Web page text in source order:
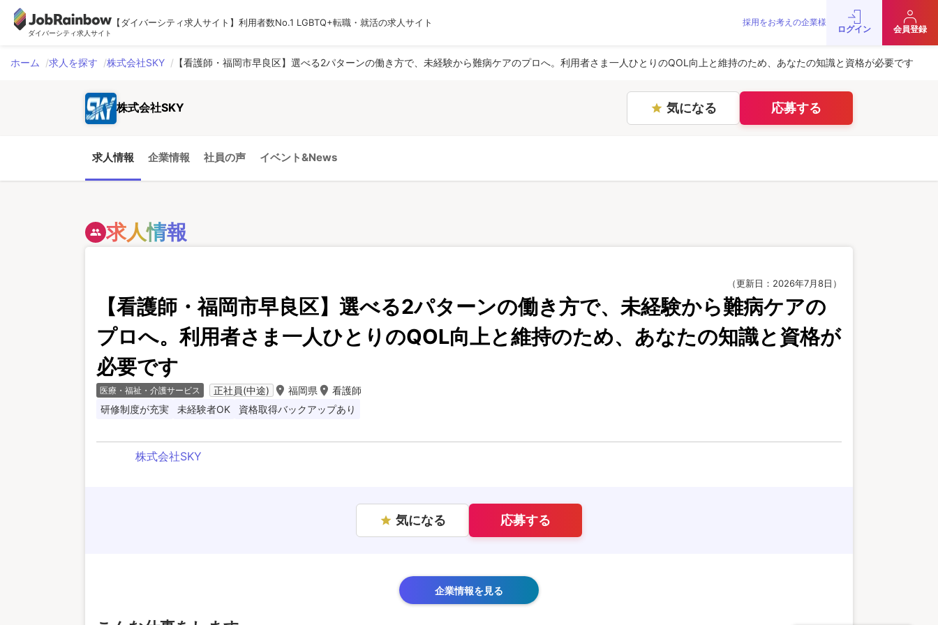
ダイバーシティ求人サイト
【ダイバーシティ求人サイト】利用者数No.1 LGBTQ+転職・就活の求人サイト 採用をお考えの企業様
ログイン 会員登録
ホーム 求人を探す 株式会社SKY 【看護師・福岡市早良区】選べる2パターンの働き方で、未経験から難病ケアのプロへ。利用者さま一人ひとりのQOL向上と維持のため、あなたの知識と資格が必要です
株式会社SKY star 気になる 応募する
求人情報 企業情報 社員の声 イベント&News
people 求人情報
（更新日：2026年7月8日）
【看護師・福岡市早良区】選べる2パターンの働き方で、未経験から難病ケアの
プロへ。利用者さま一人ひとりのQOL向上と維持のため、あなたの知識と資格が
必要です
医療・福祉・介護サービス 正社員(中途) room 福岡県 room 看護師
研修制度が充実
未経験者OK 資格取得バックアップあり
株式会社SKY
star 気になる 応募する
企業情報を見る
お問い合わせJobRainbow MAGAZINE